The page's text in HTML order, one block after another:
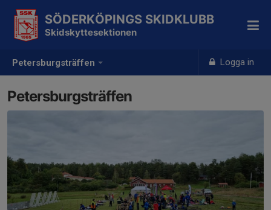
Petersburgsträffen Logga in
SÖDERKÖPINGS SKIDKLUBB
Skidskyttesektionen
Petersburgsträffen